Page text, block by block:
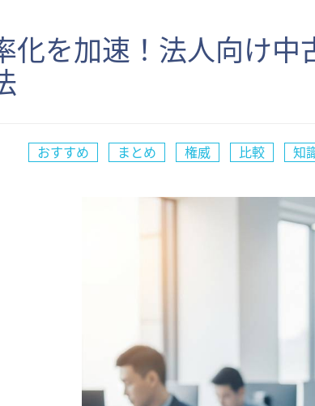
化を加速！法人向け
おすすめ まとめ 権威 比較 知